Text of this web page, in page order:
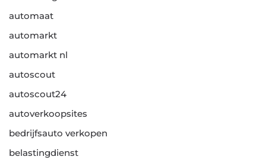
automaat
automarkt
automarkt nl
autoscout
autoscout24
autoverkoopsites
bedrijfsauto verkopen
belastingdienst